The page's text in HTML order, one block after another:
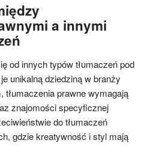
a innymi
od innych typów tłumaczeń pod
unikalną dziedziną w branży
prawne wymagają
znajomości specyficznej
do tłumaczeń
gdzie kreatywność i styl mają